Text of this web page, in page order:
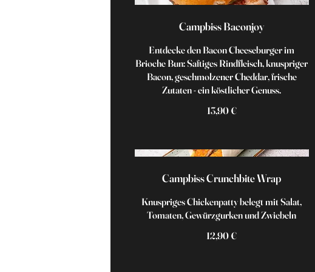
Campbiss Baconjoy
Entdecke den Bacon Cheeseburger im
Brioche Bun: Saftiges Rindfleisch, knuspriger
Bacon, geschmolzener Cheddar, frische
Zutaten - ein köstlicher Genuss.
13,90 €
Campbiss Crunchbite Wrap
Knuspriges Chickenpatty belegt mit Salat,
Tomaten, Gewürzgurken und Zwiebeln
12,90 €